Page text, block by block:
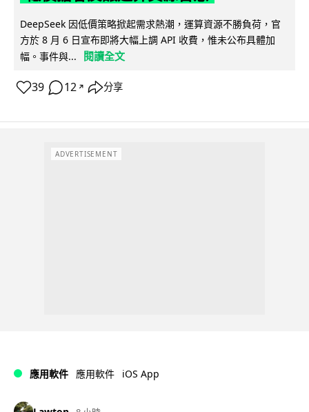
DeepSeek 因低價策略掀起需求熱潮，運算資源不勝負荷，官
方於 8 月 6 日宣布即將大幅上調 API 收費，惟未公布具體加
幅。事件與...
閱讀全文
39 12 ↗ 分享
ADVERTISEMENT
應用軟件 應用軟件 iOS App